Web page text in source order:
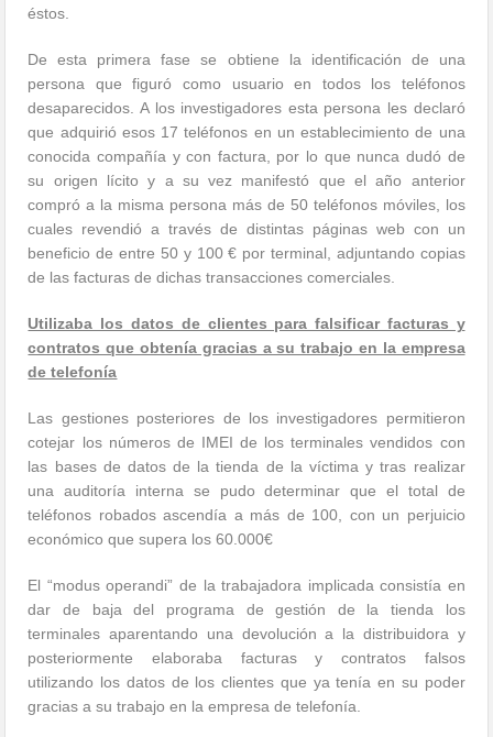
éstos.
De esta primera fase se obtiene la identificación de una
persona que figuró como usuario en todos los teléfonos
desaparecidos. A los investigadores esta persona les declaró
que adquirió esos 17 teléfonos en un establecimiento de una
conocida compañía y con factura, por lo que nunca dudó de
su origen lícito y a su vez manifestó que el año anterior
compró a la misma persona más de 50 teléfonos móviles, los
cuales revendió a través de distintas páginas web con un
beneficio de entre 50 y 100 € por terminal, adjuntando copias
de las facturas de dichas transacciones comerciales.
Utilizaba los datos de clientes para falsificar facturas y
contratos que obtenía gracias a su trabajo en la empresa
de telefonía
Las gestiones posteriores de los investigadores permitieron
cotejar los números de IMEI de los terminales vendidos con
las bases de datos de la tienda de la víctima y tras realizar
una auditoría interna se pudo determinar que el total de
teléfonos robados ascendía a más de 100, con un perjuicio
económico que supera los 60.000€
El “modus operandi” de la trabajadora implicada consistía en
dar de baja del programa de gestión de la tienda los
terminales aparentando una devolución a la distribuidora y
posteriormente elaboraba facturas y contratos falsos
utilizando los datos de los clientes que ya tenía en su poder
gracias a su trabajo en la empresa de telefonía.